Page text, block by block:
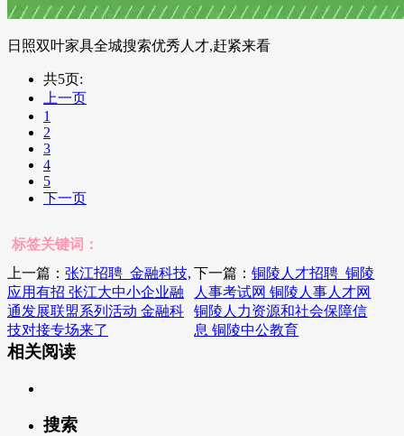
日照双叶家具全城搜索优秀人才,赶紧来看
共5页:
上一页
1
2
3
4
5
下一页
标签关键词：
上一篇： 张江招聘_金融科技,
应用有招 张江大中小企业融
通发展联盟系列活动 金融科
技对接专场来了
下一篇：铜陵人才招聘_铜陵
人事考试网 铜陵人事人才网
铜陵人力资源和社会保障信
息 铜陵中公教育
相关阅读
搜索